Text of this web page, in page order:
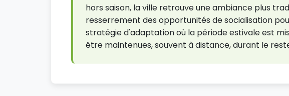
hors saison, la ville retrouve une ambiance plus
resserrement des opportunités de socialisation
stratégie d'adaptation où la période estivale est
être maintenues, souvent à distance, durant le